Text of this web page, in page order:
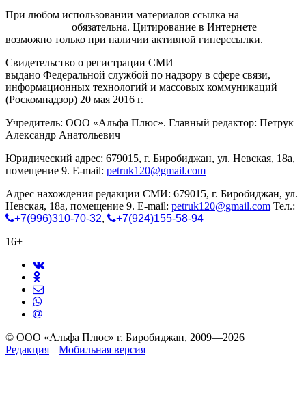
При любом использовании материалов ссылка на
обязательна. Цитирование в Интернете
возможно только при наличии активной гиперссылки.
Свидетельство о регистрации СМИ
выдано Федеральной службой по надзору в сфере связи,
информационных технологий и массовых коммуникаций
(Роскомнадзор) 20 мая 2016 г.
Учредитель: ООО «Альфа Плюс». Главный редактор: Петрук
Александр Анатольевич
Юридический адрес: 679015, г. Биробиджан, ул. Невская, 18а,
помещение 9. E-mail: petruk120@gmail.com
Адрес нахождения редакции СМИ: 679015, г. Биробиджан, ул.
Невская, 18а, помещение 9. E-mail: petruk120@gmail.com Тел.:
+7(996)310-70-32,
+7(924)155-58-94
16+
© ООО «Альфа Плюс» г. Биробиджан, 2009—2026
Редакция
Мобильная версия